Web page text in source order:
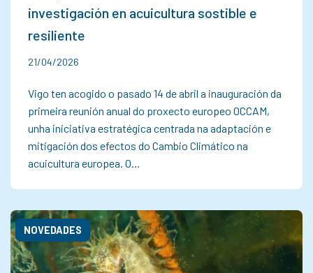
investigación en acuicultura sostible e
resiliente
21/04/2026
Vigo ten acogido o pasado 14 de abril a inauguración da
primeira reunión anual do proxecto europeo OCCAM,
unha iniciativa estratégica centrada na adaptación e
mitigación dos efectos do Cambio Climático na
acuicultura europea. O…
NOVEDADES